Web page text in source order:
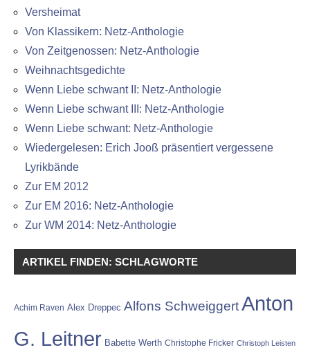
Versheimat
Von Klassikern: Netz-Anthologie
Von Zeitgenossen: Netz-Anthologie
Weihnachtsgedichte
Wenn Liebe schwant II: Netz-Anthologie
Wenn Liebe schwant III: Netz-Anthologie
Wenn Liebe schwant: Netz-Anthologie
Wiedergelesen: Erich Jooß präsentiert vergessene
Lyrikbände
Zur EM 2012
Zur EM 2016: Netz-Anthologie
Zur WM 2014: Netz-Anthologie
ARTIKEL FINDEN: SCHLAGWORTE
Achim Raven Alex Dreppec Alfons SchweiggertAnton
G. Leitner Babette Werth Christophe Fricker Christoph Leisten